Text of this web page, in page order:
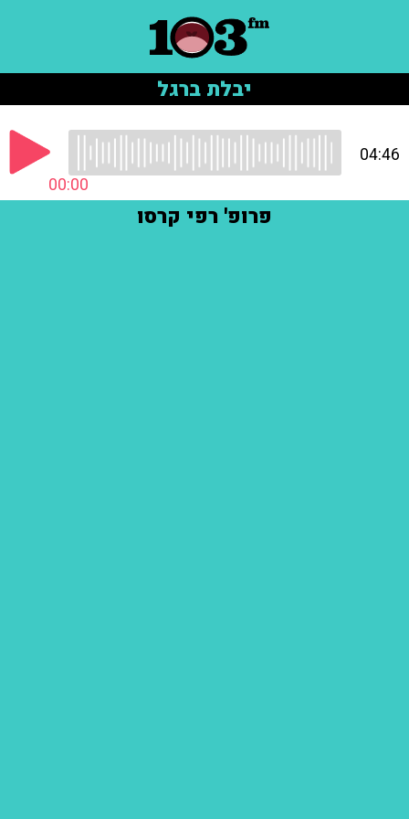
יבלת ברגל
00:00
04:46
פרופ' רפי קרסו